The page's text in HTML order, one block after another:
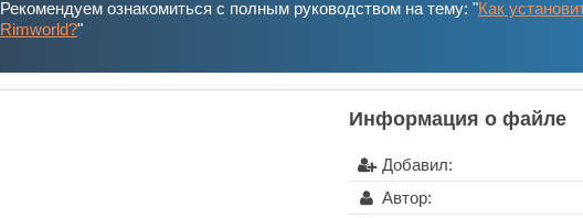
Рекомендуем ознакомиться с полным руководством на тему: "Как
Rimworld?"
Информация о файле
Добавил:
Автор: